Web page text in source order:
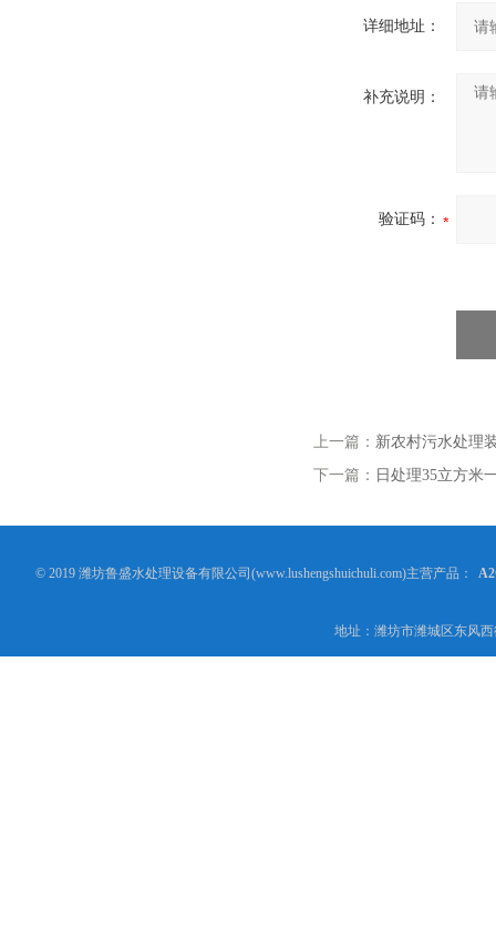
详细地址：
补充说明：
验证码：
上一篇： 新农村污水处理
下一篇： 日处理35立方米
© 2019 潍坊鲁盛水处理设备有限公司(www.lushengshuichuli.com)主营产品：
地址：潍坊市潍城区东风